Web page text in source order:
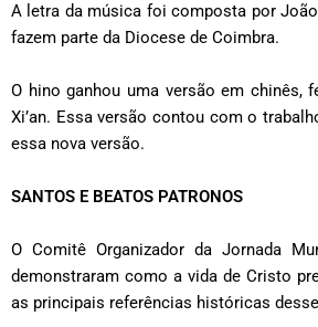
A letra da música foi composta por
fazem parte da Diocese de Coimbra.
O hino ganhou uma versão em chinês,
Xi’an. Essa versão contou com o
essa nova versão.
SANTOS E BEATOS PATRONOS
O Comitê Organizador da Jornada
demonstraram como a vida de Cristo
as principais referências históricas